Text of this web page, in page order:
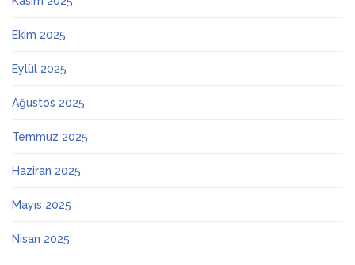
Ekim 2025
Eylül 2025
Ağustos 2025
Temmuz 2025
Haziran 2025
Mayıs 2025
Nisan 2025